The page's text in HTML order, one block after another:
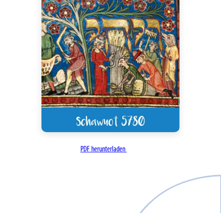
PDF herunterladen